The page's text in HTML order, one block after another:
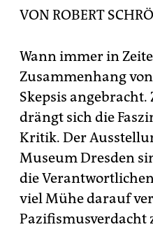
VON ROBERT
Wann immer in
Zusammenhang
Skepsis
drängt sich die
Kritik. Der
Museum Dresden
die
viel Mühe darauf
Pazifismusverdacht